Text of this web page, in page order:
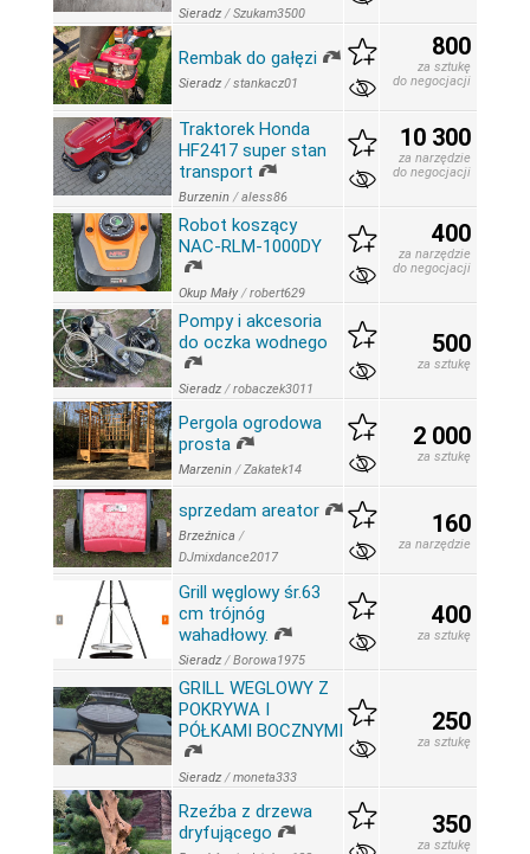
Sieradz /Szukam3500
Rembak do gałęzi
Sieradz /stankacz01
800
za sztukę
do negocjacji
Traktorek Honda
HF2417 super stan
transport
Burzenin /aless86
10 300
za narzędzie
do negocjacji
Robot koszący
NAC-RLM-1000DY
Okup Mały /robert629
400
za narzędzie
do negocjacji
Pompy i akcesoria
do oczka wodnego
Sieradz /robaczek3011
500
za sztukę
Pergola ogrodowa
prosta
Marzenin /Zakatek14
2 000
za sztukę
sprzedam areator
Brzeźnica /
DJmixdance2017
160
za narzędzie
Grill węglowy śr.63
cm trójnóg
wahadłowy.
Sieradz /Borowa1975
400
za sztukę
GRILL WEGLOWY Z
POKRYWA I
PÓŁKAMI BOCZNYMI
Sieradz /moneta333
250
za sztukę
Rzeźba z drzewa
dryfującego
350
za sztukę